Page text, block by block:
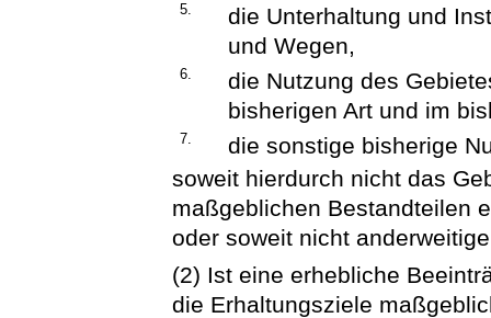
5.
die Unterhaltung und
und Wegen,
6.
die Nutzung des
bisherigen Art und im
7.
die sonstige bisherige
soweit hierdurch nicht das
maßgeblichen Bestandteilen
oder soweit nicht
(2) Ist eine erhebliche
die Erhaltungsziele